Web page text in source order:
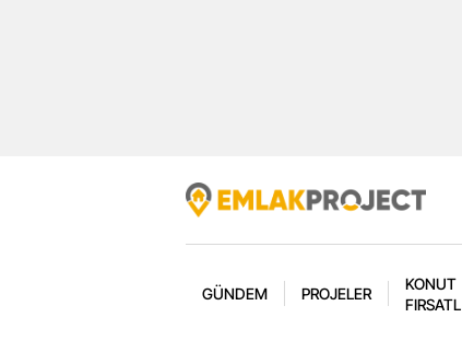
GÜNDEM PROJELER
KONUT